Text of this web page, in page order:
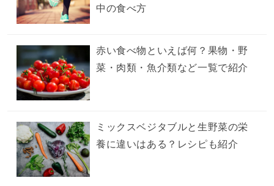
中の食べ方
赤い食べ物といえば何？果物・野
菜・肉類・魚介類など一覧で紹介
ミックスベジタブルと生野菜の栄
養に違いはある？レシピも紹介